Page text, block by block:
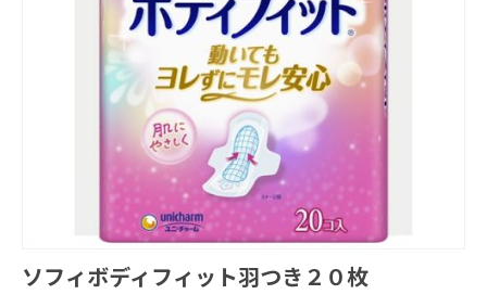
ソフィボディフィット羽つき２０枚